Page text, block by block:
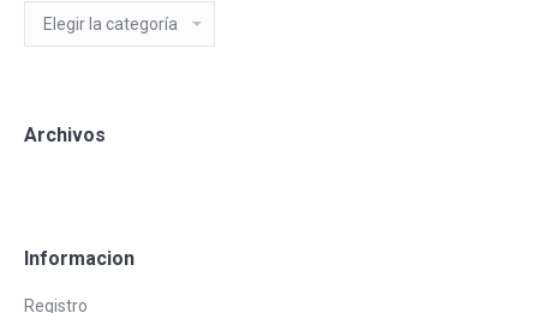
Blog
Archivos
Informacion
Registro